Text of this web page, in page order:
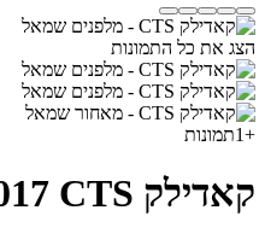
הצג את כל התמונות
+
1תמונות
קאדילק CTS